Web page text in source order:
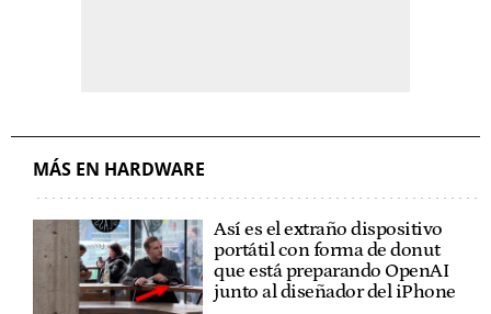
MÁS EN HARDWARE
Así es el extraño dispositivo
portátil con forma de donut
que está preparando OpenAI
junto al diseñador del iPhone